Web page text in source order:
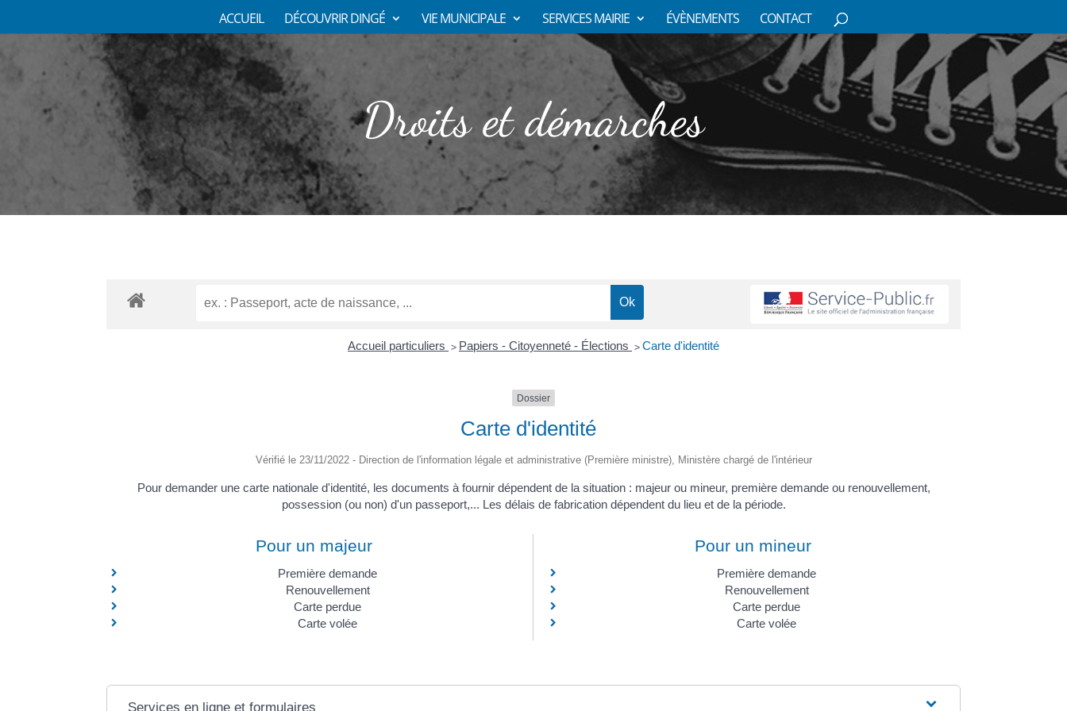
ACCUEIL DÉCOUVRIR DINGÉ VIE MUNICIPALE SERVICES MAIRIE ÉVÈNEMENTS CONTACT
Droits et démarches
Accueil particuliers > Papiers - Citoyenneté - Élections > Carte d'identité
Dossier
Carte d'identité
Vérifié le 23/11/2022 - Direction de l'information légale et administrative (Première ministre), Ministère chargé de l'intérieur
Pour demander une carte nationale d'identité, les documents à fournir dépendent de la situation : majeur ou mineur, première demande ou renouvellement,
possession (ou non) d'un passeport,... Les délais de fabrication dépendent du lieu et de la période.
Pour un majeur
Première demande
Renouvellement
Carte perdue
Carte volée
Pour un mineur
Première demande
Renouvellement
Carte perdue
Carte volée
Services en ligne et formulaires